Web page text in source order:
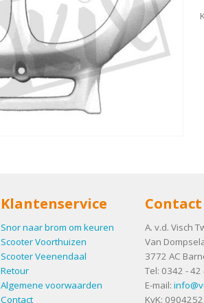
Klantenservice
Snor naar brom om keuren
Scooter Voorthuizen
Scooter Veenendaal
Retour
Algemene voorwaarden
Contact
Contact
A. v.d. Visch
Van
3772 AC
Tel: 0342 - 42
E-mail:
KvK: